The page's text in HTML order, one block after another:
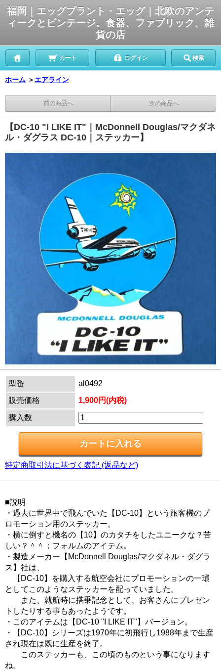
福岡｜エッグプラント・エッグ｜北欧のアンテ
ィークとビンテージ。食器、ファブリック、雑
貨の店
カート ログイン 検索
ホーム ＞ エアライン
前の商品へ 次の商品へ
【DC-10 "I LIKE IT"｜McDonnell Douglas/マクダネ
ル・ダグラス DC-10｜ステッカー】
型番
al0492
販売価格
1,900円(内税)
購入数
特定商取引法に基づく表記 (返品など)
■説明
・過去に世界中で飛んでいた【DC-10】という旅客機のプ
ロモーション用のステッカー。
・横に倒すと機名の【10】のカタチをしたユニークな？苦
しい？＾＾；フォルムのアイテム。
・製造メーカー【McDonnell Douglas/マクダネル・ダグラ
ス】社は、
【DC-10】を購入する航空会社にプロモーションの一環
としてこのようなステッカーを配っていました。
また、就航時に搭乗記念として、お客さんにプレゼン
トしたりする事もあったようです。
・このアイテムは【DC-10 "I LIKE IT"】バージョン。
・【DC-10】シリーズは1970年に初飛行し1988年まで生産
され現在は既に生産を終了。
このステッカーも、この頃のものという事になります
ね。